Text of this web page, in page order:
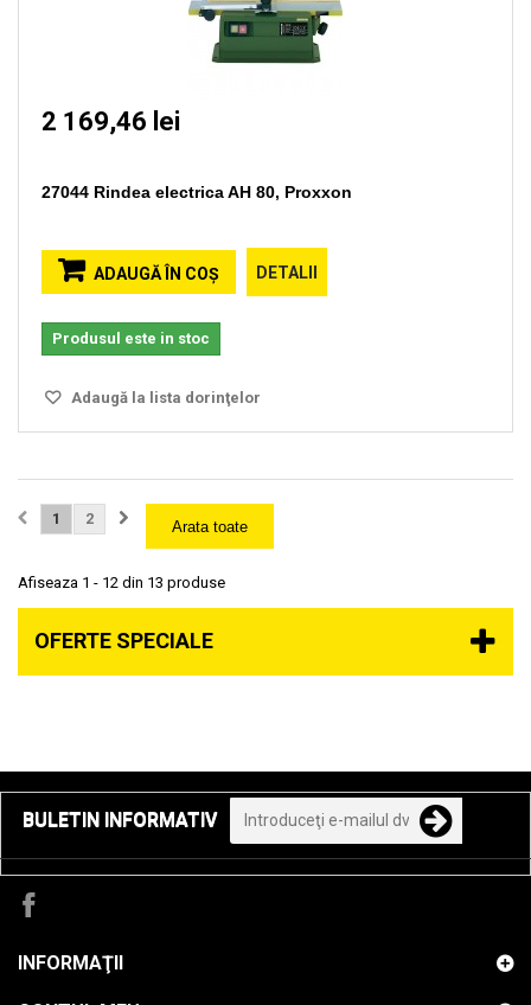
2 169,46 lei
27044 Rindea electrica AH 80, Proxxon
ADAUGĂ ÎN COŞ DETALII
Produsul este in stoc
Adaugă la lista dorinţelor
Arata toate
1 2
Afiseaza 1 - 12 din 13 produse
OFERTE SPECIALE
BULETIN INFORMATIV
INFORMAŢII